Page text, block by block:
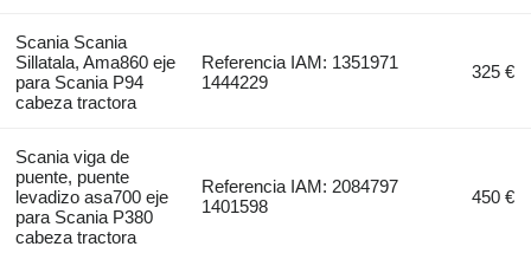
Scania Scania
Sillatala, Ama860 eje
para Scania P94
cabeza tractora
Referencia IAM: 1351971
1444229
325 €
Scania viga de
puente, puente
levadizo asa700 eje
para Scania P380
cabeza tractora
Referencia IAM: 2084797
1401598
450 €